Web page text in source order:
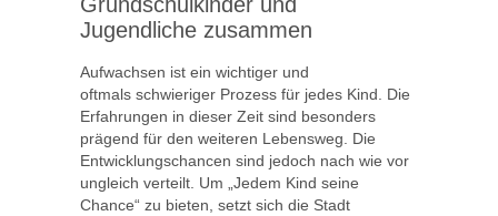
Jugendliche zusammen
Aufwachsen ist ein wichtiger und
oftmals schwieriger Prozess für jedes Kind. Die
Erfahrungen in dieser Zeit sind besonders
prägend für den weiteren Lebensweg. Die
Entwicklungschancen sind jedoch nach wie vor
ungleich verteilt. Um „Jedem Kind seine
Chance“ zu bieten, setzt sich die Stadt